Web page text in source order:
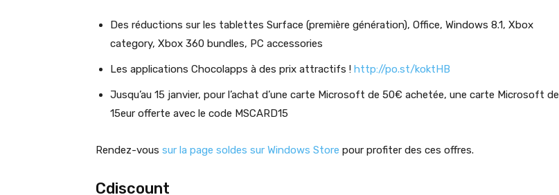
Des réductions sur les tablettes Surface (première génération), Office, Windows 8.1, Xbox
category, Xbox 360 bundles, PC accessories
Les applications Chocolapps à des prix attractifs ! http://po.st/koktHB
Jusqu’au 15 janvier, pour l’achat d’une carte Microsoft de 50€ achetée, une carte Microsoft de
15eur offerte avec le code MSCARD15
Rendez-vous sur la page soldes sur Windows Store pour profiter des ces offres.
Cdiscount